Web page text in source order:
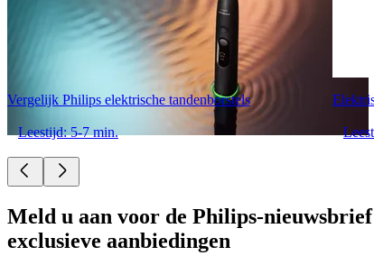
Vergelijk Philips elektrische tandenborstels
Leestijd: 5-7 min.
Meld u aan voor de Philips-
exclusieve aanbiedingen